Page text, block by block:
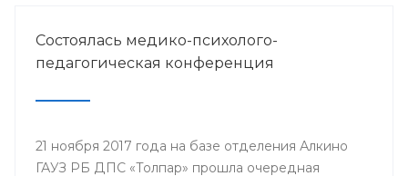
Состоялась медико-психолого-
педагогическая конференция
21 ноября 2017 года на базе отделения Алкино
ГАУЗ РБ ДПС «Толпар» прошла очередная